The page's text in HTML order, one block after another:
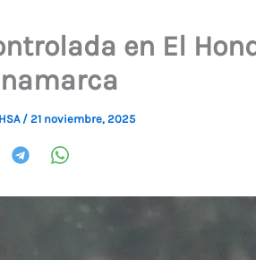
en El
/ 21 noviembre, 2025